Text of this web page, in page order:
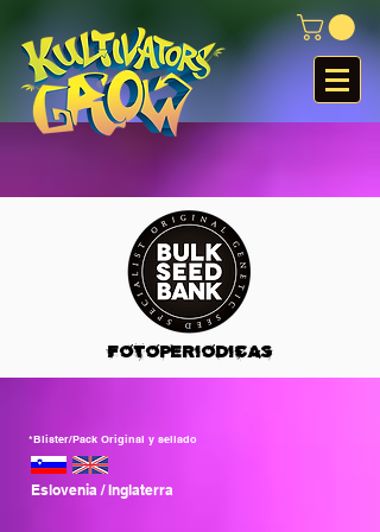
FOTOPERIODICAS
*Blister/Pack Original y sellado
Eslovenia / Inglaterra